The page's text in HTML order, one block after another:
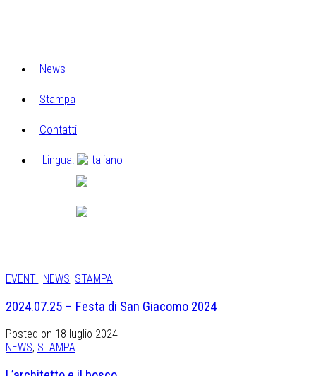
News
Stampa
Contatti
Lingua:
EVENTI, NEWS, STAMPA
2024.07.25 – Festa di San Giacomo 2024
Posted on 18 luglio 2024
NEWS, STAMPA